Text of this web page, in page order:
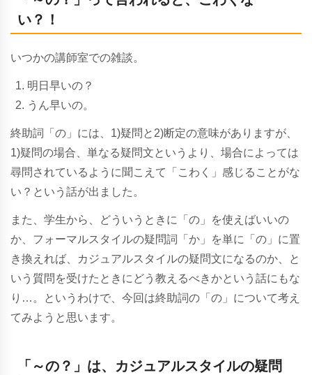
い？！
いつかの講師室での雑談。
明日早いの？
うん早いの。
終助詞「の」には、1)疑問と2)断定の意味がありますが、
1)疑問の場合、単なる疑問文というより、場合によっては
尋問されているように聞こえて「こわく」感じることがな
い？という話が出ました。
また、学生から、どういうときに「の」を使えばいいの
か、フォーマルスタイルの疑問詞「か」を単に「の」に置
き換えれば、カジュアルスタイルの疑問文になるのか、と
いう質問を受けたときにどう教えるべきかという話にもな
り…。というわけで、今回は終助詞の「の」について考え
てみようと思います。
「～の？」は、カジュアルスタイルの疑問